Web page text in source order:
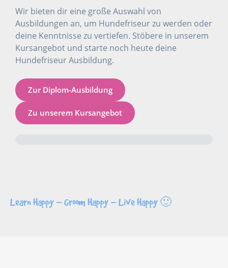
Wir bieten dir eine große Auswahl von
Ausbildungen an, um Hundefriseur zu werden oder
deine Kenntnisse zu vertiefen. Stöbere in unserem
Kursangebot und starte noch heute deine
Hundefriseur Ausbildung.
Zur Diplom-Ausbildung
Zu unserem Kursangebot
Learn Happy – Groom Happy – Live Happy 🙂